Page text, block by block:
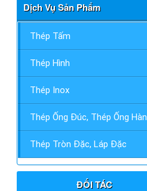
Dịch Vụ Sản Phẩm
Thép Tấm
Thép Hình
Thép Inox
Thép Ống Đúc, Thép Ống Hàn
Thép Tròn Đặc, Láp Đặc
ĐỐI TÁC